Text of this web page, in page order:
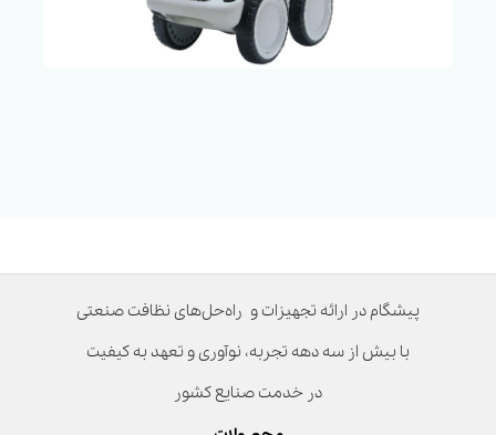
پیشگام در ارائه تجهیزات و راه‌حل‌های نظافت صنعتی
با بیش از سه دهه تجربه، نوآوری و تعهد به کیفیت
در خدمت صنایع کشور